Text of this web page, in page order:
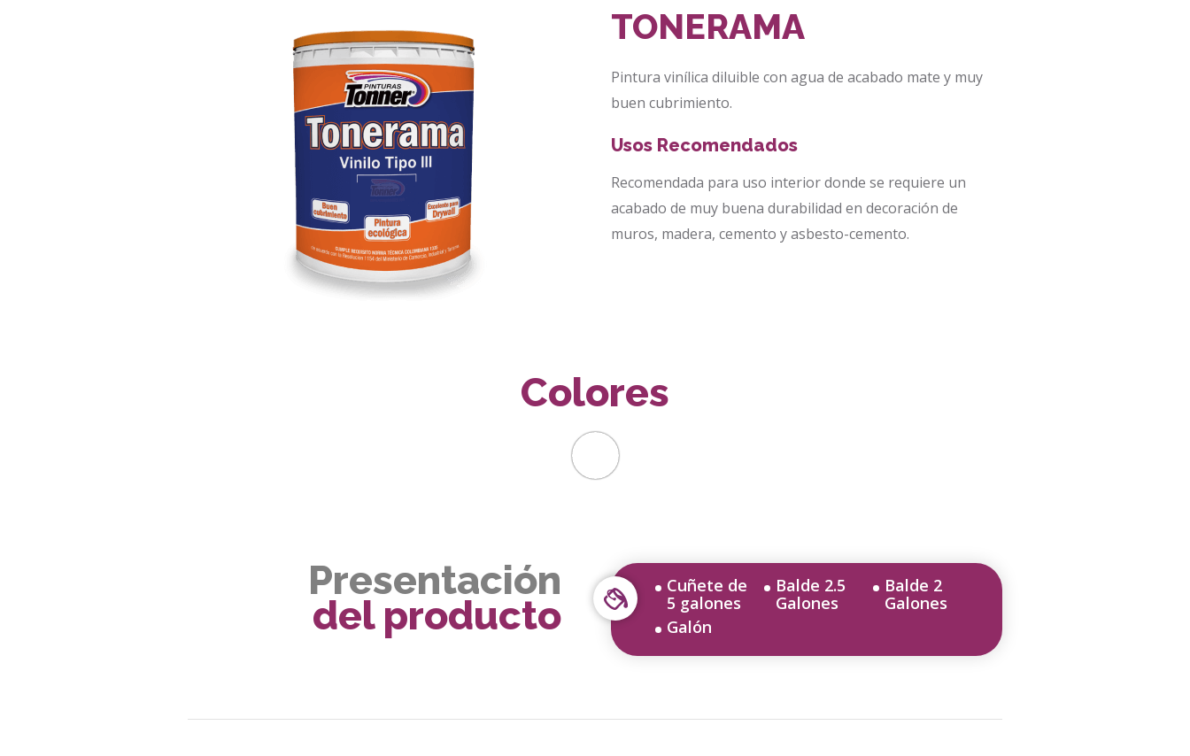
TONERAMA
Pintura vinílica diluible con agua de acabado mate y muy
buen cubrimiento.
Usos Recomendados
Recomendada para uso interior donde se requiere un
acabado de muy buena durabilidad en decoración de
muros, madera, cemento y asbesto-cemento.
Colores
Presentación
del producto
Cuñete de
5 galones
Balde 2.5
Galones
Balde 2
Galones
Galón